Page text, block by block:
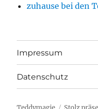
zuhause bei den
Impressum
Datenschutz